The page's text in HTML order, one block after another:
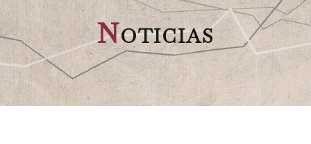
Noticias